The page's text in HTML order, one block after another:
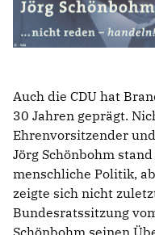
Auch die CDU hat
30 Jahren geprägt.
Ehrenvorsitzender
Jörg Schönbohm
menschliche Politik,
zeigte sich nicht
Bundesratssitzung
Schönbohm seinen